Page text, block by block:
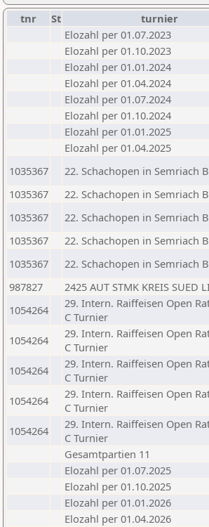
tnr St turnier
Elozahl per 01.07.2023
Elozahl per 01.10.2023
Elozahl per 01.01.2024
Elozahl per 01.04.2024
Elozahl per 01.07.2024
Elozahl per 01.10.2024
Elozahl per 01.01.2025
Elozahl per 01.04.2025
1035367
22. Schachopen in Semriach
1035367
22. Schachopen in Semriach
1035367
22. Schachopen in Semriach
1035367
22. Schachopen in Semriach
1035367
22. Schachopen in Semriach
987827
2425 AUT STMK KREIS SUED
1054264
29. Intern. Raiffeisen Open
C Turnier
1054264
29. Intern. Raiffeisen Open
C Turnier
1054264
29. Intern. Raiffeisen Open
C Turnier
1054264
29. Intern. Raiffeisen Open
C Turnier
1054264
29. Intern. Raiffeisen Open
C Turnier
Gesamtpartien 11
Elozahl per 01.07.2025
Elozahl per 01.10.2025
Elozahl per 01.01.2026
Elozahl per 01.04.2026